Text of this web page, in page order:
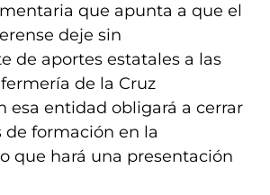
que apunta a que el
deje sin
de aportes estatales a las
de la Cruz
esa entidad obligará a cerrar
de formación en la
que hará una presentación